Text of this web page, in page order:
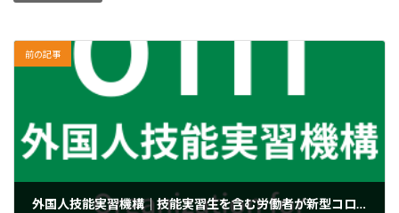
前の記事
外国人技能実習機構｜技能実習生を含む労働者が新型コロナウイルスに感染した場合、業務に起因して感染したものであると認められる場合